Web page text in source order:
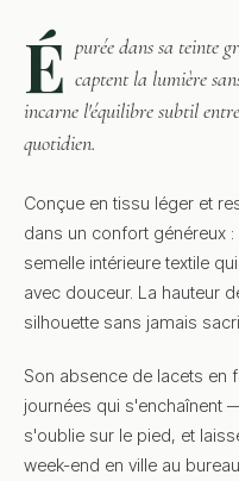
É purée dans sa teinte
captent la lumière
incarne l'équilibre subtil
quotidien.
Conçue en tissu léger et
dans un confort généreux
semelle intérieure textile
avec douceur. La hauteur
silhouette sans jamais
Son absence de lacets en
journées qui s'enchaînent
s'oublie sur le pied, et
week-end en ville au